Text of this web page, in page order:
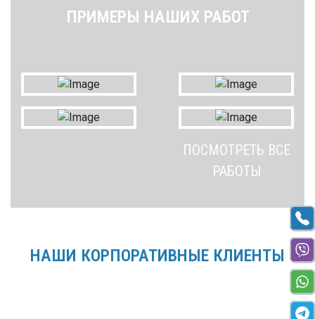
ПРИМЕРЫ НАШИХ РАБОТ
ПОСМОТРЕТЬ ВСЕ
РАБОТЫ
НАШИ КОРПОРАТИВНЫЕ КЛИЕНТЫ